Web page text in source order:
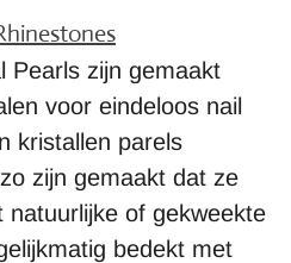
Pearls zijn gemaakt
voor eindeloos nail
kristallen parels
zijn gemaakt dat ze
natuurlijke of gekweekte
bedekt met